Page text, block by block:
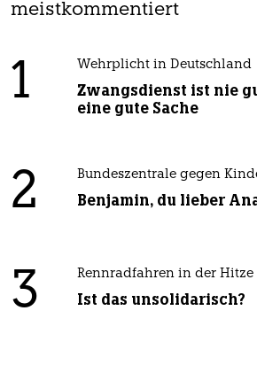
meistkommentiert
1 Wehrplicht in Deutschland
Zwangsdienst ist nie
eine gute Sache
2 Bundeszentrale gegen
Benjamin, du lieber
3 Rennradfahren in der Hitze
Ist das unsolidarisch?